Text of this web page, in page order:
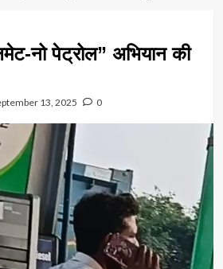
नो पेट्रोल” अभियान की
13, 2025 0